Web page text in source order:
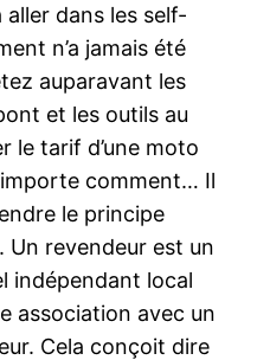
aller dans les self-
n’a jamais été
auparavant les
et les outils au
le tarif d’une moto
comment… Il
le principe
Un revendeur est un
indépendant local
association avec un
Cela conçoit dire